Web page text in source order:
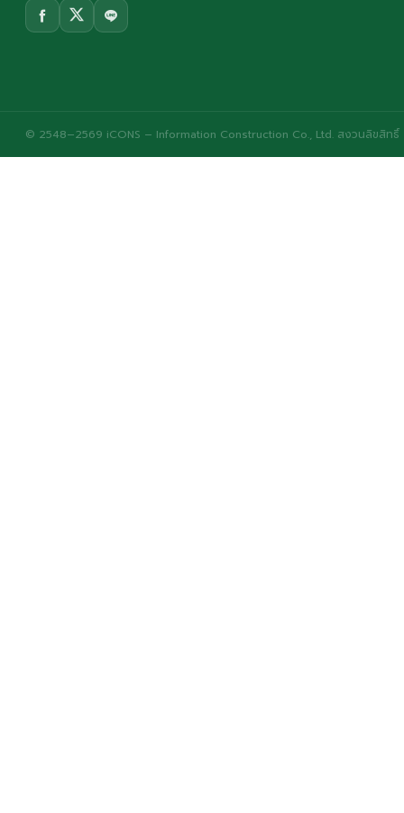
© 2548–2569 iCONS – Information Construction Co., Ltd. สงวนลิขสิทธิ์